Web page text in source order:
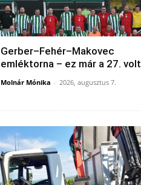
Gerber–Fehér–Makovec
emléktorna – ez már a 27. volt
Molnár Mónika - 2026, augusztus 7.